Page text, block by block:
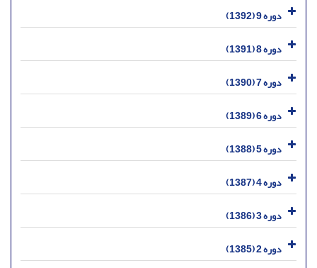
دوره 9 (1392)
دوره 8 (1391)
دوره 7 (1390)
دوره 6 (1389)
دوره 5 (1388)
دوره 4 (1387)
دوره 3 (1386)
دوره 2 (1385)